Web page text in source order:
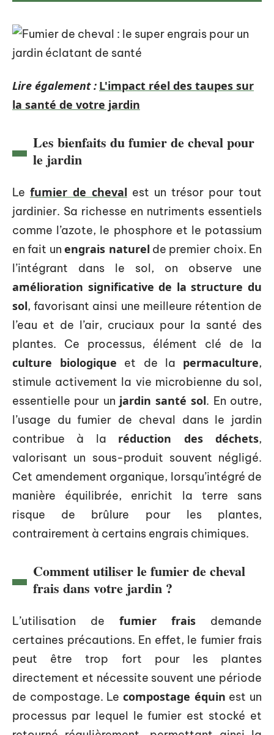
Lire également : L'impact réel des taupes sur
la santé de votre jardin
Les bienfaits du fumier de cheval pour
le jardin
Le fumier de cheval est un trésor pour tout
jardinier. Sa richesse en nutriments essentiels
comme l’azote, le phosphore et le potassium
en fait unengrais naturel de premier choix. En
l’intégrant dans le sol, on observe une
amélioration significative de la structure du
sol, favorisant ainsi une meilleure rétention de
l’eau et de l’air, cruciaux pour la santé des
plantes. Ce processus, élément clé de la
culture biologique et de la permaculture,
stimule activement la vie microbienne du sol,
essentielle pour un jardin santé sol. En outre,
l’usage du fumier de cheval dans le jardin
contribue à la réduction des déchets,
valorisant un sous-produit souvent négligé.
Cet amendement organique, lorsqu’intégré de
manière équilibrée, enrichit la terre sans
risque de brûlure pour les plantes,
contrairement à certains engrais chimiques.
Comment utiliser le fumier de cheval
frais dans votre jardin ?
L’utilisation de fumier frais demande
certaines précautions. En effet, le fumier frais
peut être trop fort pour les plantes
directement et nécessite souvent une période
de compostage. Le compostage équin est un
processus par lequel le fumier est stocké et